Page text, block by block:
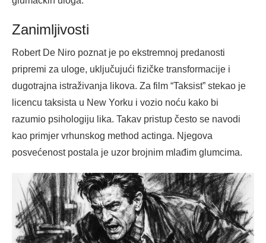
Zanimljivosti
Robert De Niro poznat je po ekstremnoj predanosti
pripremi za uloge, uključujući fizičke transformacije i
dugotrajna istraživanja likova. Za film “Taksist” stekao je
licencu taksista u New Yorku i vozio noću kako bi
razumio psihologiju lika. Takav pristup često se navodi
kao primjer vrhunskog method actinga. Njegova
posvećenost postala je uzor brojnim mlađim glumcima.